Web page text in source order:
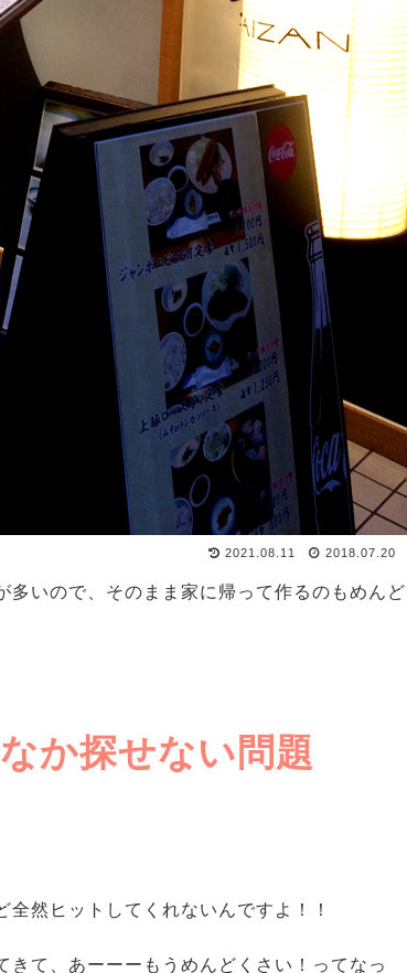
2021.08.11 2018.07.20
多いので、そのまま家に帰って作るのもめんど
か探せない問題
然ヒットしてくれないんですよ！！
て、あーーーもうめんどくさい！ってなっ